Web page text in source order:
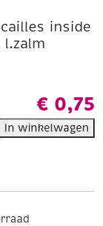
inside
l.zalm
€ 0,75
In winkelwagen